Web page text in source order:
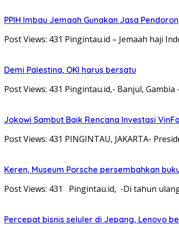
PPIH Imbau Jemaah Gunakan Jasa
Post Views: 431 Pingintau.id – Jemaah haji
Demi Palestina, OKI harus bersatu
Post Views: 431 Pingintau.id,- Banjul,
Jokowi Sambut Baik Rencana Investasi
Post Views: 431 PINGINTAU, JAKARTA-
Keren, Museum Porsche persembahkan
Post Views: 431 Pingintau.id, -Di tahun
Percepat bisnis seluler di Jepang, Lenovo